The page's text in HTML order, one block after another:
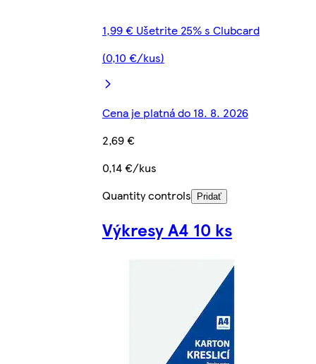
1,99 € Ušetrite 25% s Clubcard
(0,10 €/kus)
Cena je platná do 18. 8. 2026
2,69 €
0,14 €/kus
Quantity controls
Pridať
Výkresy A4 10 ks